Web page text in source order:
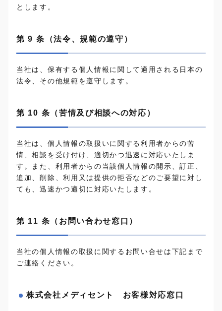
とします。
第 9 条（法令、規範の遵守）
当社は、保有する個人情報に関して適用される日本の
法令、その他規範を遵守します。
第 10 条（苦情及び相談への対応）
当社は、個人情報の取扱いに関する利用者からの苦
情、相談を受け付け、適切かつ迅速に対応いたしま
す。また、利用者からの当該個人情報の開示、訂正、
追加、削除、利用又は提供の拒否などのご要望に対し
ても、迅速かつ適切に対応いたします。
第 11 条（お問い合わせ窓口）
当社の個人情報の取扱に関するお問い合せは下記まで
ご連絡ください。
株式会社メディセント お客様対応窓口